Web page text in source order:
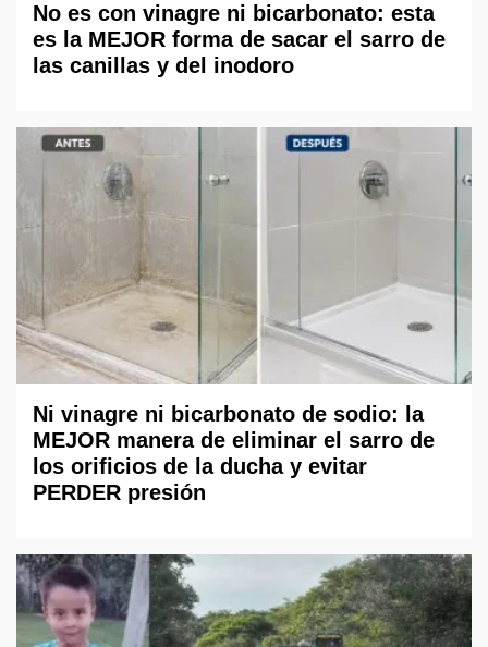
No es con vinagre ni bicarbonato: esta
es la MEJOR forma de sacar el sarro de
las canillas y del inodoro
Ni vinagre ni bicarbonato de sodio: la
MEJOR manera de eliminar el sarro de
los orificios de la ducha y evitar
PERDER presión